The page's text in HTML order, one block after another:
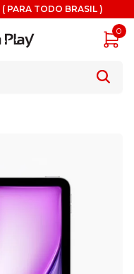
PARA TODO BRASIL )
0